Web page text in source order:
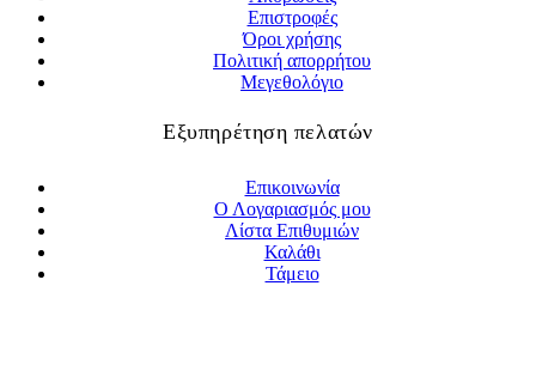
Επιστροφές
Όροι χρήσης
Πολιτική απορρήτου
Μεγεθολόγιο
Εξυπηρέτηση πελατών
Επικοινωνία
Ο Λογαριασμός μου
Λίστα Επιθυμιών
Καλάθι
Τάμειο